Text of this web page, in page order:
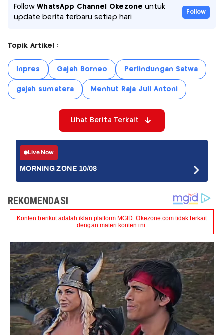
FollowWhatsApp Channel Okezone untuk
update berita terbaru setiap hari
Follow
Topik Artikel :
Inpres Gajah Borneo Perlindungan Satwa
gajah sumatera Menhut Raja Juli Antoni
Lihat Berita Terkait
Live Now
MORNING ZONE 10/08